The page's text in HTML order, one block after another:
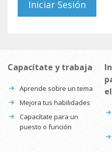
Capacítate y trabaja
Aprende sobre un tema
Mejora tus habilidades
Capacítate para un
puesto o función